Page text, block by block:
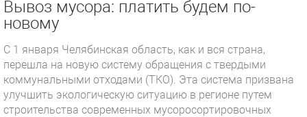
Вывоз мусора: платить будем по-
новому
С 1 января Челябинская область, как и вся страна,
перешла на новую систему обращения с твердыми
коммунальными отходами (ТКО). Эта система призвана
улучшить экологическую ситуацию в регионе путем
строительства современных мусоросортировочных